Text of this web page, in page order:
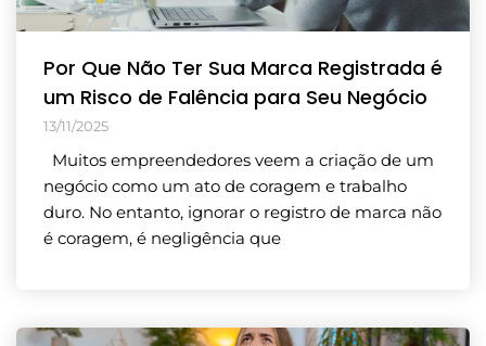
Por Que Não Ter Sua Marca Registrada é
um Risco de Falência para Seu Negócio
13/11/2025
Muitos empreendedores veem a criação de um
negócio como um ato de coragem e trabalho
duro. No entanto, ignorar o registro de marca não
é coragem, é negligência que